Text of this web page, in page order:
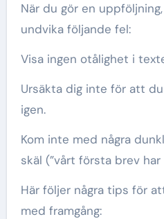
När du gör en
undvika följande fel:
Visa ingen otålighet i
Ursäkta dig inte för att
igen.
Kom inte med några
skäl (”vårt första brev
Här följer några tips för
med framgång: